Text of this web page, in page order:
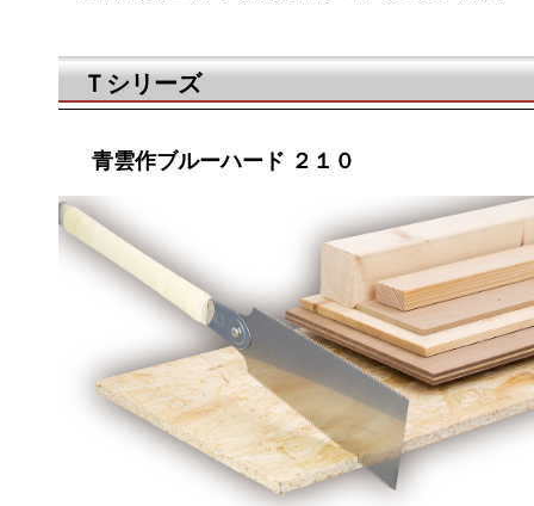
Ｔシリーズ
青雲作ブルーハード ２１０